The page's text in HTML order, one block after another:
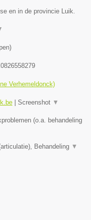
en in de provincie Luik.
)
Verhemeldonck)
Screenshot ▼
(o.a. behandeling
Behandeling ▼